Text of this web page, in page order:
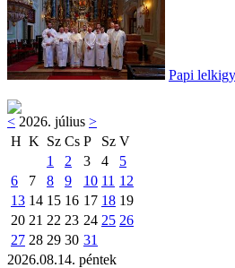
Papi
< 2026. július >
H K Sz Cs P Sz V
1
2 3 4
5
6
7 8 9 10 11 12
13 14 15 16 17 18 19
20 21 22 23 24 25 26
27 28 29 30 31
2026.08.14. péntek